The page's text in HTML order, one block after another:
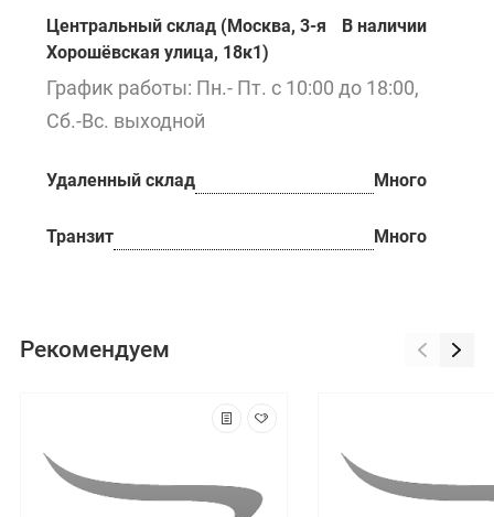
Центральный склад (Москва, 3-я
Хорошёвская улица, 18к1)
В наличии
График работы: Пн.- Пт. с 10:00 до 18:00,
Сб.-Вс. выходной
Удаленный склад Много
Транзит Много
Рекомендуем